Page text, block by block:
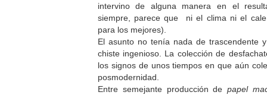
intervino de alguna manera en el
siempre, parece que ni el clima ni el
para los mejores).
El asunto no tenía nada de trascendente
chiste ingenioso. La colección de
los signos de unos tiempos en que aún
posmodernidad.
Entre semejante producción depapel